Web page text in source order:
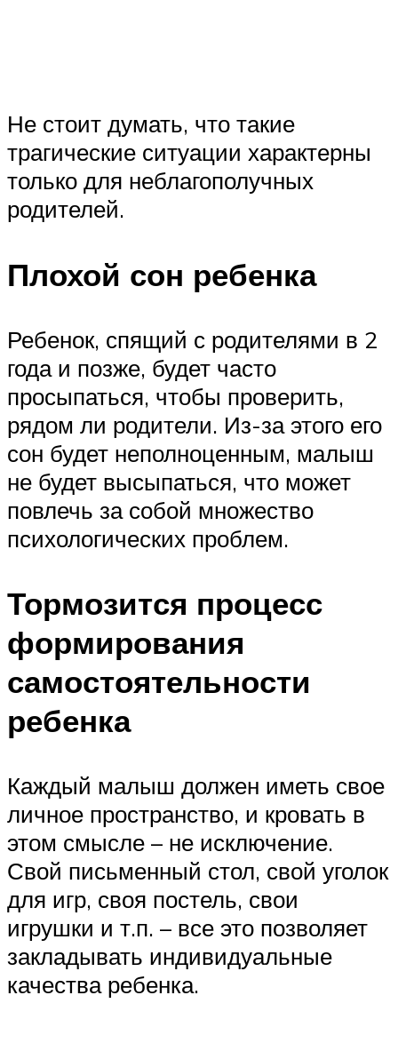
Не стоит думать, что такие
трагические ситуации характерны
только для неблагополучных
родителей.
Плохой сон ребенка
Ребенок, спящий с родителями в 2
года и позже, будет часто
просыпаться, чтобы проверить,
рядом ли родители. Из-за этого его
сон будет неполноценным, малыш
не будет высыпаться, что может
повлечь за собой множество
психологических проблем.
Тормозится процесс
формирования
самостоятельности
ребенка
Каждый малыш должен иметь свое
личное пространство, и кровать в
этом смысле – не исключение.
Свой письменный стол, свой уголок
для игр, своя постель, свои
игрушки и т.п. – все это позволяет
закладывать индивидуальные
качества ребенка.